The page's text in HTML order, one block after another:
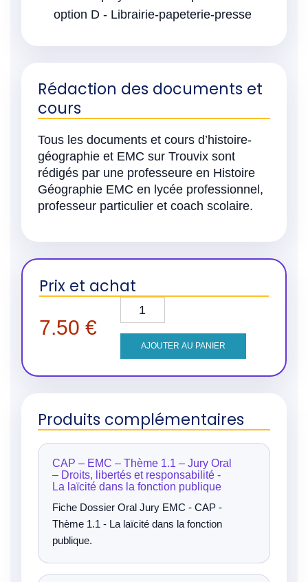
option D - Librairie-papeterie-presse
Rédaction des documents et
cours
Tous les documents et cours d’histoire-
géographie et EMC sur Trouvix sont
rédigés par une professeure en Histoire
Géographie EMC en lycée professionnel,
professeur particulier et coach scolaire.
Prix et achat
7.50 €
quantité de CAP – EMC –
AJOUTER AU PANIER
Produits complémentaires
CAP – EMC – Thème 1.1 – Jury Oral
– Droits, libertés et responsabilité -
La laïcité dans la fonction publique
Fiche Dossier Oral Jury EMC - CAP -
Thème 1.1 - La laïcité dans la fonction
publique.